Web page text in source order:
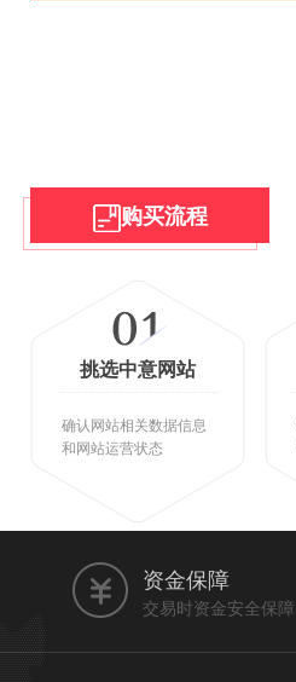
购买流程
挑选中意网站
确认网站相关数据信息
和网站运营状态
资金保障
交易时资金安全保障